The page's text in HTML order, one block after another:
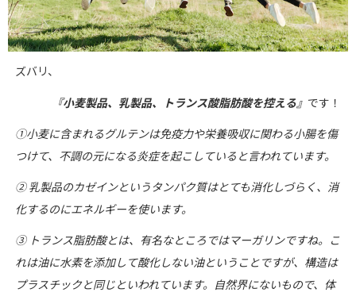
ズバリ、
『小麦製品、乳製品、トランス酸脂肪酸を控える』 です！
①小麦に含まれるグルテンは免疫力や栄養吸収に関わる小腸を傷
つけて、不調の元になる炎症を起こしていると言われています。
② 乳製品のカゼインというタンパク質はとても消化しづらく、消
化するのにエネルギーを使います。
③ トランス脂肪酸とは、有名なところではマーガリンですね。こ
れは油に水素を添加して酸化しない油ということですが、構造は
プラスチックと同じといわれています。自然界にないもので、体